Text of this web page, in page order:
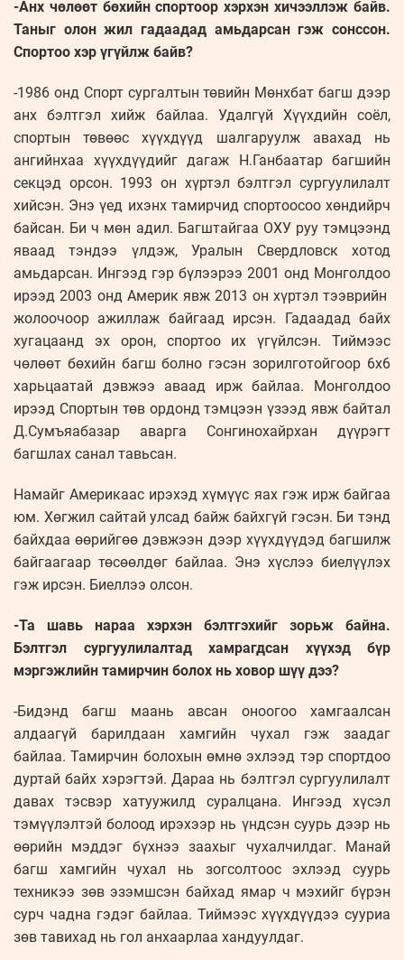
-Анх чөлөөт бөхийн спортоор хэрхэн хичээллэж байв.
Таныг олон жил гадаадад амьдарсан гэж сонссон.
Спортоо хэр үгүйлж байв?
-1986 онд Спорт сургалтын төвийн Мөнхбат багш дээр
анх бэлтгэл хийж байлаа. Удалгүй Хүүхдийн соёл,
спортын төвөөс хүүхдүүд шалгаруулж авахад нь
ангийнхаа хүүхдүүдийг дагаж Н.Ганбаатар багшийн
секцэд орсон. 1993 он хүртэл бэлтгэл сургуулилалт
хийсэн. Энэ үед ихэнх тамирчид спортоосоо хөндийрч
байсан. Би ч мөн адил. Багштайгаа ОХУ руу тэмцээнд
яваад тэндээ үлдэж, Уралын Свердловск хотод
амьдарсан. Ингээд гэр бүлээрээ 2001 онд Монголдоо
ирээд 2003 онд Америк явж 2013 он хүртэл тээврийн
жолоочоор ажиллаж байгаад ирсэн. Гадаадад байх
хугацаанд эх орон, спортоо их үгүйлсэн. Тиймээс
чөлөөт бөхийн багш болно гэсэн зорилготойгоор 6х6
харьцаатай дэвжээ аваад ирж байлаа. Монголдоо
ирээд Спортын төв ордонд тэмцээн үзээд явж байтал
Д.Сумъяабазар аварга Сонгинохайрхан дүүрэгт
багшлах санал тавьсан.
Намайг Америкаас ирэхэд хүмүүс яах гэж ирж байгаа
юм. Хөгжил сайтай улсад байж байхгүй гэсэн. Би тэнд
байхдаа өөрийгөө дэвжээн дээр хүүхдүүдэд багшилж
байгаагаар төсөөлдөг байлаа. Энэ хүслээ биелүүлэх
гэж ирсэн. Биеллээ олсон.
-Та шавь нараа хэрхэн бэлтгэхийг зорьж байна.
Бэлтгэл сургуулилалтад хамрагдсан хүүхэд бүр
мэргэжлийн тамирчин болох нь ховор шүү дээ?
-Бидэнд багш маань авсан оноогоо хамгаалсан
алдаагүй барилдаан хамгийн чухал гэж заадаг
байлаа. Тамирчин болохын өмнө эхлээд тэр спортдоо
дуртай байх хэрэгтэй. Дараа нь бэлтгэл сургуулилалт
давах тэсвэр хатуужилд суралцана. Ингээд хүсэл
тэмүүлэлтэй болоод ирэхээр нь үндсэн суурь дээр нь
өөрийн мэддэг бүхнээ заахыг чухалчилдаг. Манай
багш хамгийн чухал нь зогсолтоос эхлээд суурь
техникээ зөв эзэмшсэн байхад ямар ч мэхийг бүрэн
сурч чадна гэдэг байлаа. Тиймээс хүүхдүүдээ сууриа
зөв тавихад нь гол анхаарлаа хандуулдаг.